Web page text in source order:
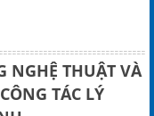
THUẬT VÀ
TÁC LÝ